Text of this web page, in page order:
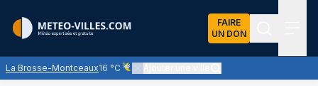
FAIRE
UN DON
La Brosse-Montceaux16 °C
Ciel voilé par des nuages d'altitude, ternissant